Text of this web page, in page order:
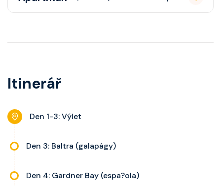
pohovku či více ložnicí podle
nastavitelnou klimatizaci,
noční stolky, trezor a balkon s
výhledem, velikost kajuty a balkonu
Itinerář
Den 1-3: Výlet
Den 3: Baltra (galapágy)
Den 4: Gardner Bay (espa?ola)